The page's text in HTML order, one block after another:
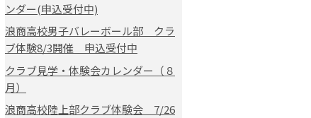
ンダー(申込受付中)
浪商高校男子バレーボール部 クラ
ブ体験8/3開催 申込受付中
クラブ見学・体験会カレンダー（８
月）
浪商高校陸上部クラブ体験会 7/26